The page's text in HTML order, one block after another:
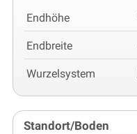
Endhöhe
Endbreite
Wurzelsystem
Standort/Boden